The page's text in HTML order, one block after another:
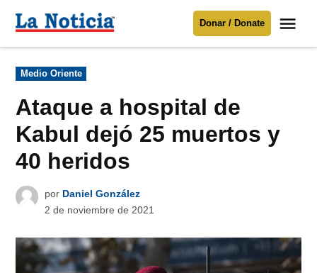
Para mantenerte informado necesitamos
Donar
contenido
Noticia
Donar / Donate
Publicado
en
Medio Oriente
Ataque a hospital de
Kabul dejó 25 muertos y
40 heridos
por Daniel González
2 de noviembre de 2021